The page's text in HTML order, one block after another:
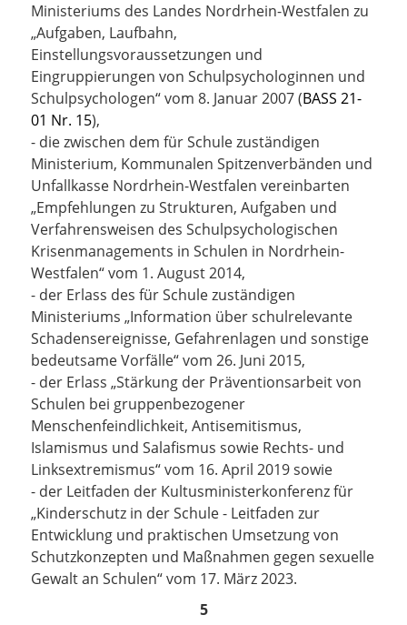
Ministeriums des Landes Nordrhein-Westfalen zu
„Aufgaben, Laufbahn,
Einstellungsvoraussetzungen und
Eingruppierungen von Schulpsychologinnen und
Schulpsychologen“ vom 8. Januar 2007 (BASS 21-
01 Nr. 15),
- die zwischen dem für Schule zuständigen
Ministerium, Kommunalen Spitzenverbänden und
Unfallkasse Nordrhein-Westfalen vereinbarten
„Empfehlungen zu Strukturen, Aufgaben und
Verfahrensweisen des Schulpsychologischen
Krisenmanagements in Schulen in Nordrhein-
Westfalen“ vom 1. August 2014,
- der Erlass des für Schule zuständigen
Ministeriums „Information über schulrelevante
Schadensereignisse, Gefahrenlagen und sonstige
bedeutsame Vorfälle“ vom 26. Juni 2015,
- der Erlass „Stärkung der Präventionsarbeit von
Schulen bei gruppenbezogener
Menschenfeindlichkeit, Antisemitismus,
Islamismus und Salafismus sowie Rechts- und
Linksextremismus“ vom 16. April 2019 sowie
- der Leitfaden der Kultusministerkonferenz für
„Kinderschutz in der Schule - Leitfaden zur
Entwicklung und praktischen Umsetzung von
Schutzkonzepten und Maßnahmen gegen sexuelle
Gewalt an Schulen“ vom 17. März 2023.
5